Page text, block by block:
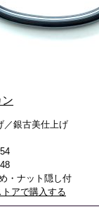
銀古美仕上げ
・ナット隠し付
アで購入する